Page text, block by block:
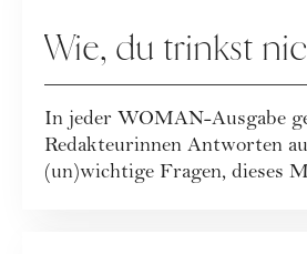
Wie, du trinkst
In jeder WOMAN-Ausgabe
Redakteurinnen Antworten
(un)wichtige Fragen, dieses